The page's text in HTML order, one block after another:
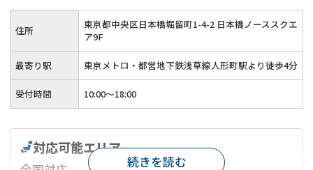
住所
東京都中央区日本橋堀留町1-4-2 日本橋ノーススクエ
ア9F
最寄り駅 東京メトロ・都営地下鉄浅草線人形町駅より徒歩4分
受付時間 10:00～18:00
対応可能エリア
続きを読む